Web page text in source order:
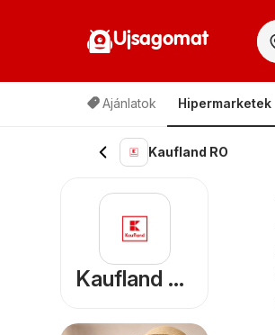
Ujsagomat
Ajánlatok Hipermarketek
Kaufland RO
Kaufland RO